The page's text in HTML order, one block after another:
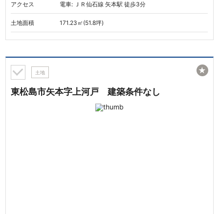
アクセス
電車: ＪＲ仙石線 矢本駅 徒歩3分
土地面積 171.23㎡(51.8坪)
土地
東松島市矢本字上河戸 建築条件なし
★